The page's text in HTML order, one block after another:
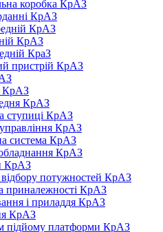
коробка КрАЗ
КрАЗ
КрАЗ
КрАЗ
КраЗ
пристрій КрАЗ
КрАЗ
КрАЗ
ступиці КрАЗ
КрАЗ
система КрАЗ
КрАЗ
КрАЗ
потужностей КрАЗ
приналежності КрАЗ
і приладдя КрАЗ
КрАЗ
підйому платформи КрАЗ